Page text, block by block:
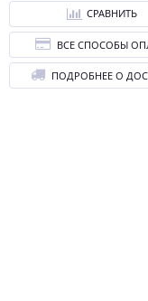
СРАВНИТЬ
ВСЕ СПОСОБЫ
ПОДРОБНЕЕ О